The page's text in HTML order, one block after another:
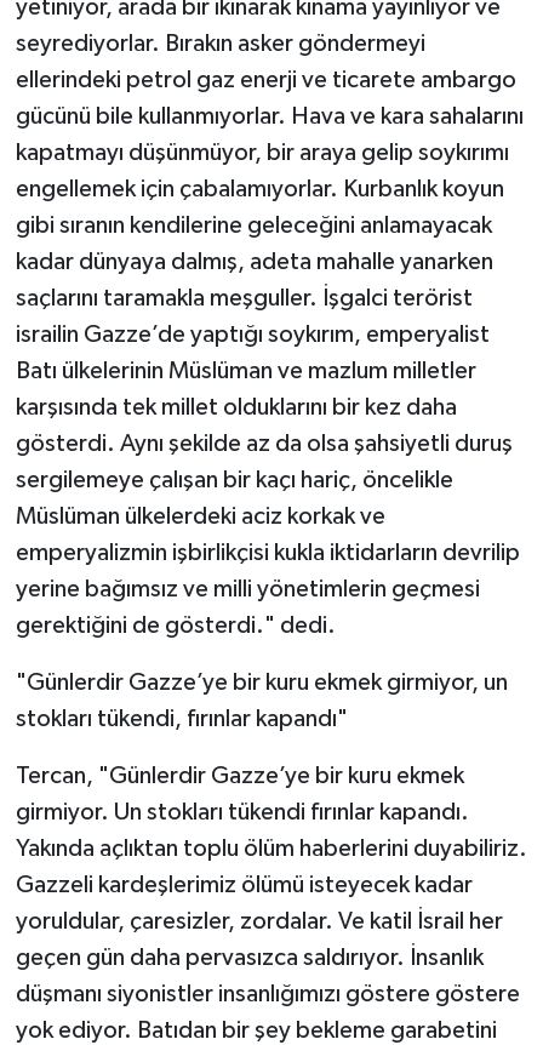
yetiniyor, arada bir ıkınarak kınama yayınlıyor ve
seyrediyorlar. Bırakın asker göndermeyi
ellerindeki petrol gaz enerji ve ticarete ambargo
gücünü bile kullanmıyorlar. Hava ve kara sahalarını
kapatmayı düşünmüyor, bir araya gelip soykırımı
engellemek için çabalamıyorlar. Kurbanlık koyun
gibi sıranın kendilerine geleceğini anlamayacak
kadar dünyaya dalmış, adeta mahalle yanarken
saçlarını taramakla meşguller. İşgalci terörist
israilin Gazze’de yaptığı soykırım, emperyalist
Batı ülkelerinin Müslüman ve mazlum milletler
karşısında tek millet olduklarını bir kez daha
gösterdi. Aynı şekilde az da olsa şahsiyetli duruş
sergilemeye çalışan bir kaçı hariç, öncelikle
Müslüman ülkelerdeki aciz korkak ve
emperyalizmin işbirlikçisi kukla iktidarların devrilip
yerine bağımsız ve milli yönetimlerin geçmesi
gerektiğini de gösterdi." dedi.
"Günlerdir Gazze’ye bir kuru ekmek girmiyor, un
stokları tükendi, fırınlar kapandı"
Tercan, "Günlerdir Gazze’ye bir kuru ekmek
girmiyor. Un stokları tükendi fırınlar kapandı.
Yakında açlıktan toplu ölüm haberlerini duyabiliriz.
Gazzeli kardeşlerimiz ölümü isteyecek kadar
yoruldular, çaresizler, zordalar. Ve katil İsrail her
geçen gün daha pervasızca saldırıyor. İnsanlık
düşmanı siyonistler insanlığımızı göstere göstere
yok ediyor. Batıdan bir şey bekleme garabetini